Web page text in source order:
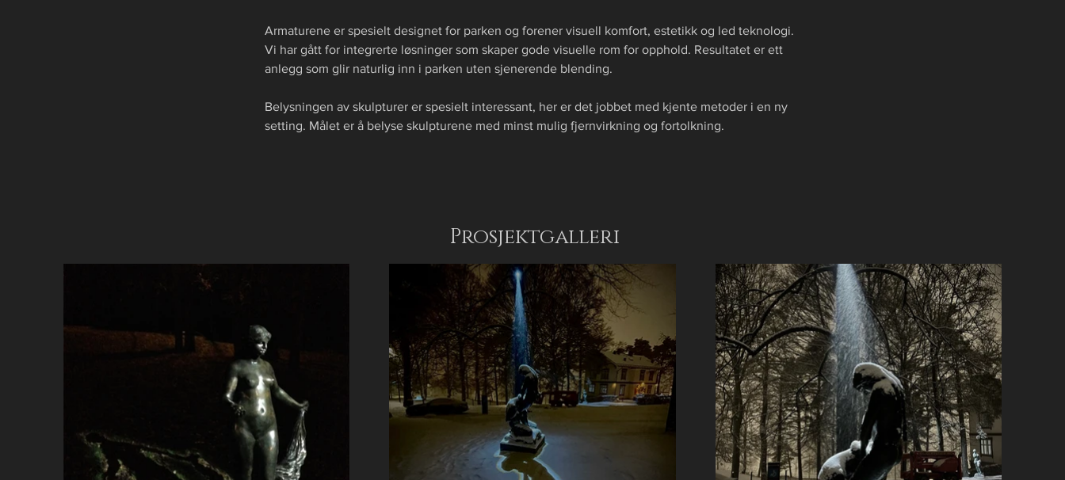
Armaturene er spesielt designet for parken og forener visuell komfort, estetikk og led teknologi.
Vi har gått for integrerte løsninger som skaper gode visuelle rom for opphold. Resultatet er ett
anlegg som glir naturlig inn i parken uten sjenerende blending.
Belysningen av skulpturer er spesielt interessant, her er det jobbet med kjente metoder i en ny
setting. Målet er å belyse skulpturene med minst mulig fjernvirkning og fortolkning.
Prosjektgalleri